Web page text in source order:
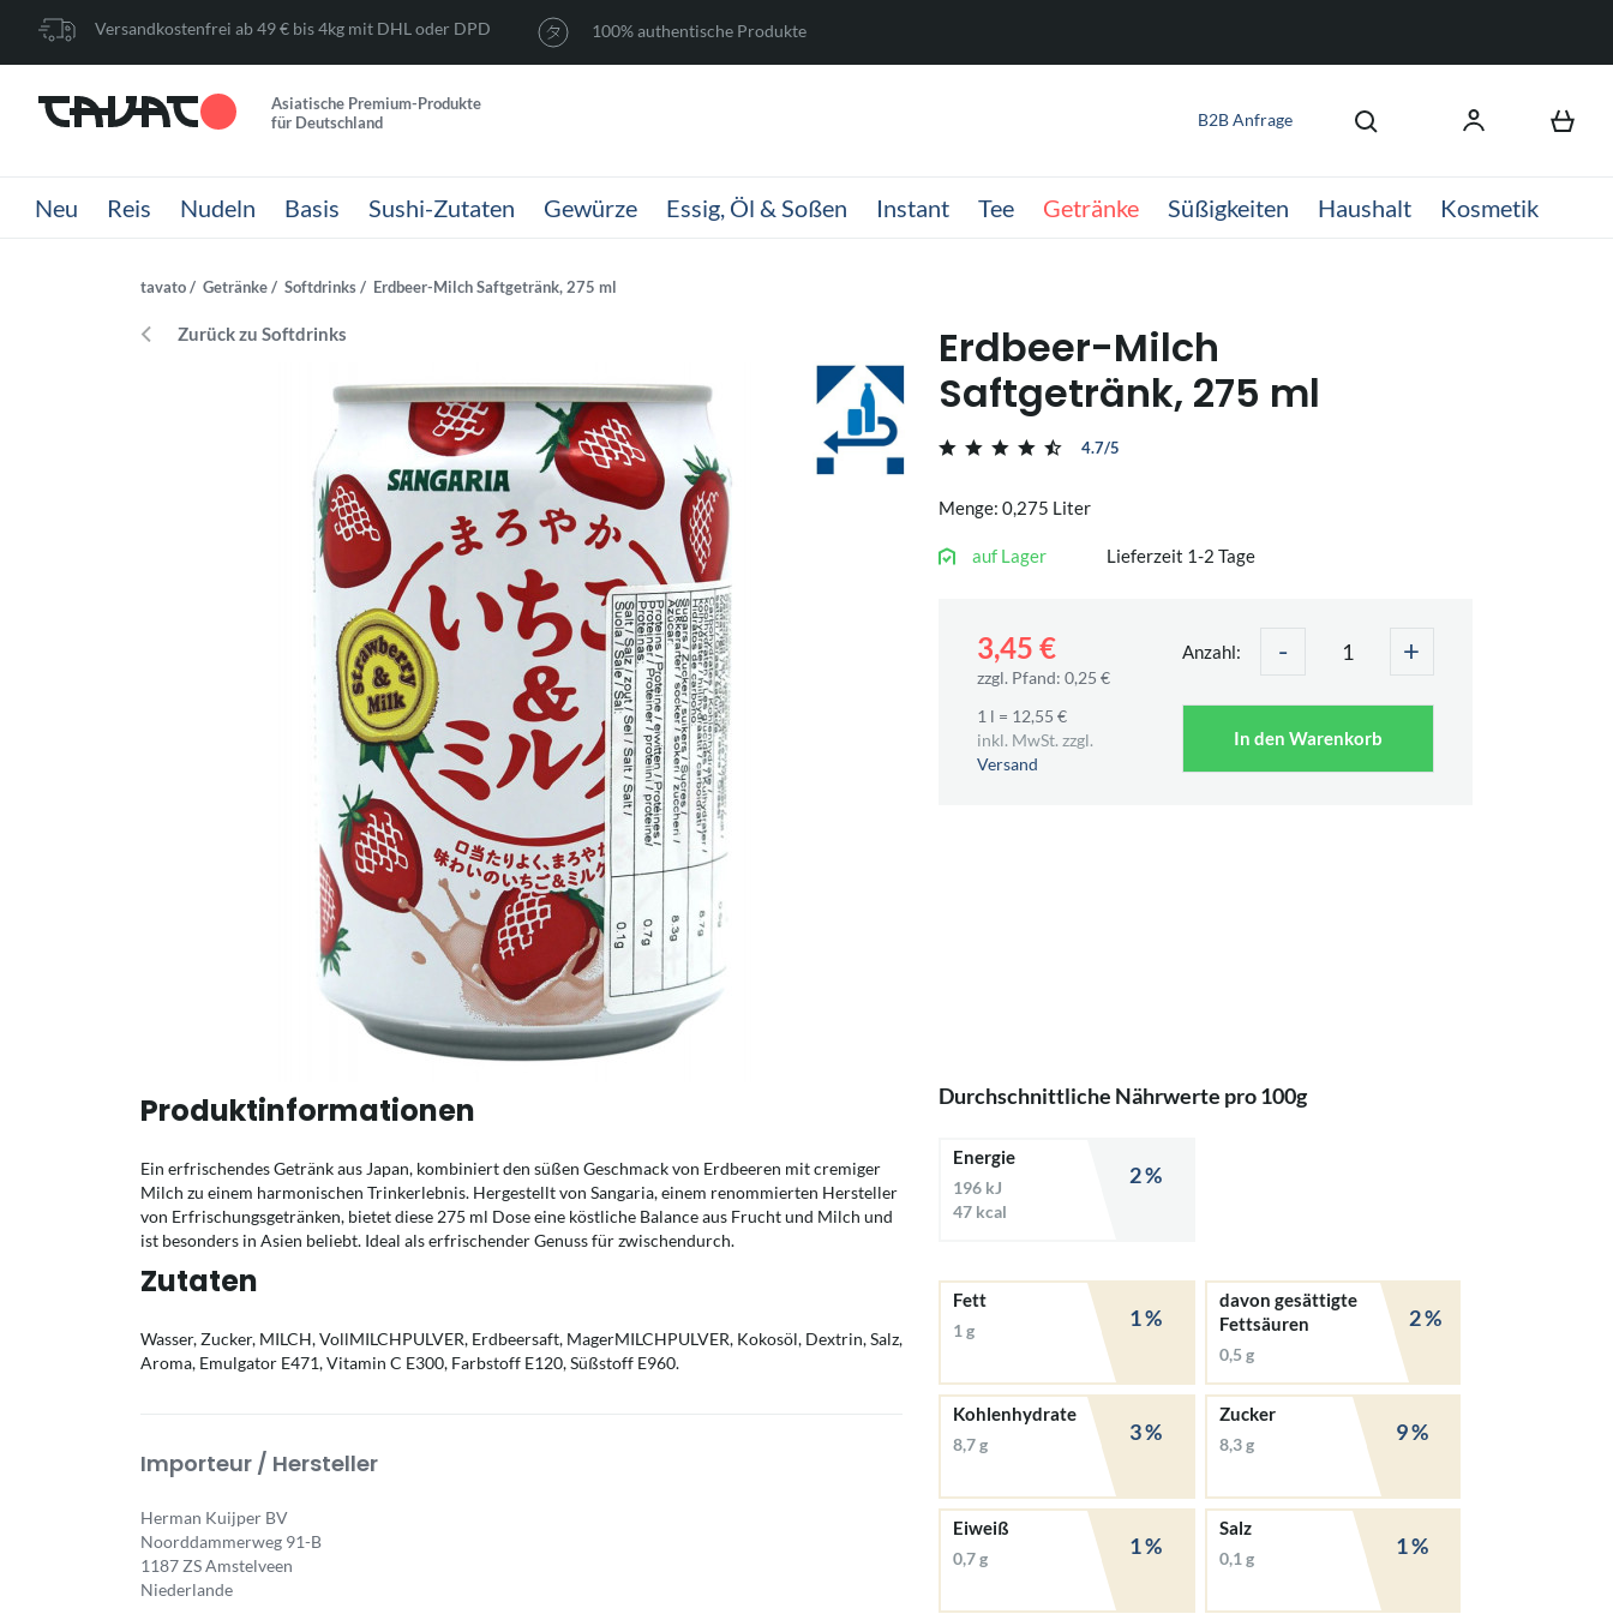
Versandkostenfrei ab 49 € bis 4kg mit DHL oder DPD 100% authentische Produkte
Asiatische Premium-Produkte
für Deutschland
B2B Anfrage
Neu Reis Nudeln Basis Sushi-Zutaten Gewürze Essig, Öl & Soßen Instant Tee Getränke Süßigkeiten Haushalt Kosmetik
tavato Getränke Softdrinks Erdbeer-Milch Saftgetränk, 275 ml
Zurück zu Softdrinks
Erdbeer-Milch
Saftgetränk, 275 ml
4.7/5
Menge: 0,275 Liter
auf Lager Lieferzeit 1-2 Tage
3,45 €
zzgl. Pfand: 0,25 €
Anzahl: - +
1 l = 12,55 €
inkl. MwSt. zzgl.
Versand
In den Warenkorb
Produktinformationen
Ein erfrischendes Getränk aus Japan, kombiniert den süßen Geschmack von Erdbeeren mit cremiger
Milch zu einem harmonischen Trinkerlebnis. Hergestellt von Sangaria, einem renommierten Hersteller
von Erfrischungsgetränken, bietet diese 275 ml Dose eine köstliche Balance aus Frucht und Milch und
ist besonders in Asien beliebt. Ideal als erfrischender Genuss für zwischendurch.
Zutaten
Wasser, Zucker, MILCH, VollMILCHPULVER, Erdbeersaft, MagerMILCHPULVER, Kokosöl, Dextrin, Salz,
Aroma, Emulgator E471, Vitamin C E300, Farbstoff E120, Süßstoff E960.
Importeur / Hersteller
Herman Kuijper BV
Noorddammerweg 91-B
1187 ZS Amstelveen
Niederlande
Durchschnittliche Nährwerte pro 100g
Energie
196 kJ
47 kcal
2 %
Fett
1 g 1 %
davon gesättigte
Fettsäuren
0,5 g
2 %
Kohlenhydrate
8,7 g 3 %
Zucker
8,3 g 9 %
Eiweiß
0,7 g 1 %
Salz
0,1 g 1 %